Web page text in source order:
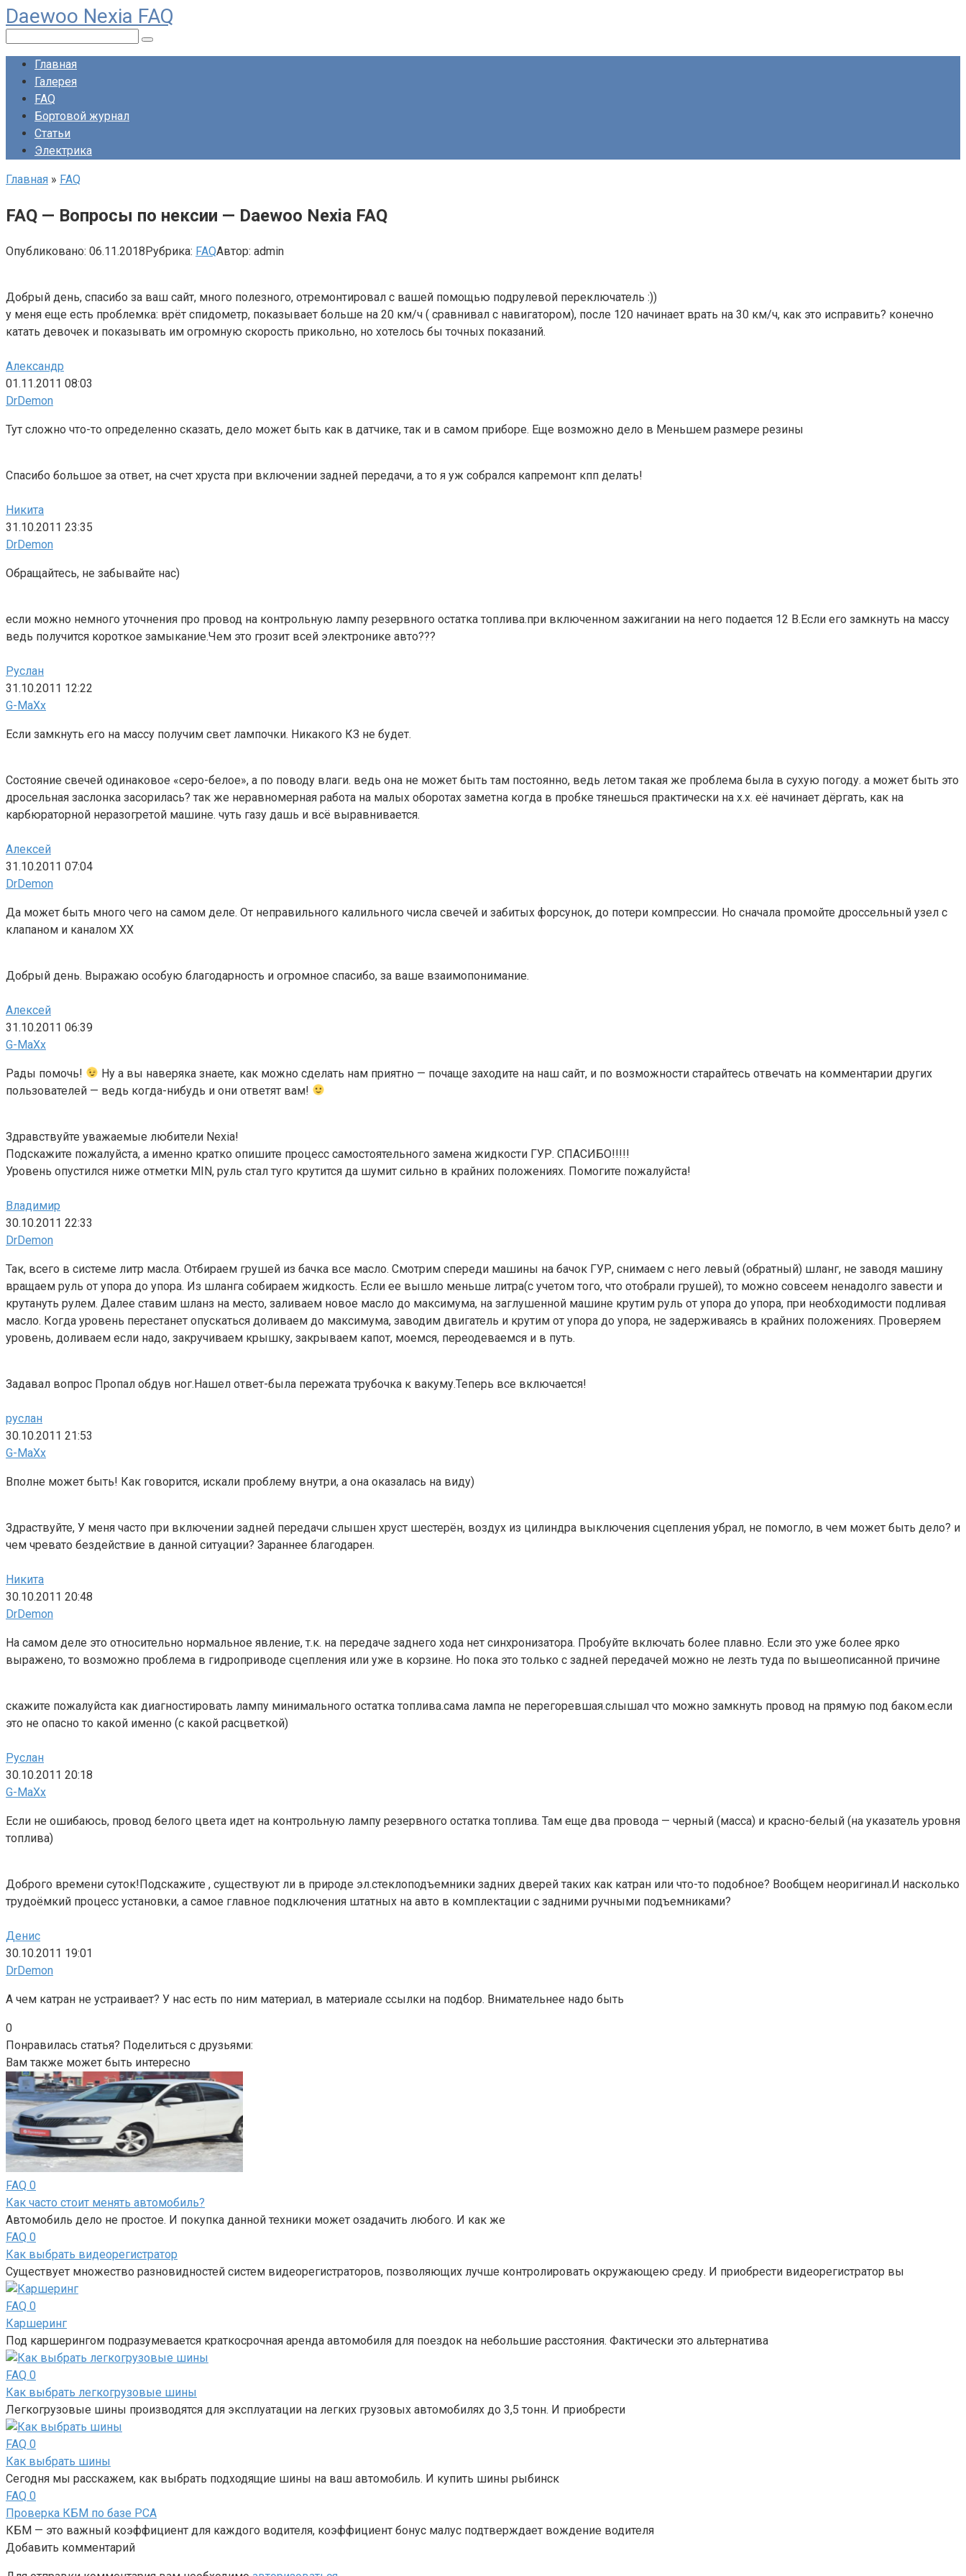
Перейти
к
контенту
Daewoo Nexia FAQ
Главная
Галерея
FAQ
Бортовой журнал
Статьи
Электрика
Главная » FAQ
FAQ — Вопросы по нексии — Daewoo Nexia FAQ
Опубликовано: 06.11.2018Рубрика: FAQАвтор: admin
Добрый день, спасибо за ваш сайт, много полезного, отремонтировал с вашей помощью подрулевой переключатель :))
у меня еще есть проблемка: врёт спидометр, показывает больше на 20 км/ч ( сравнивал с навигатором), после 120 начинает врать на 30 км/ч, как это исправить? конечно
катать девочек и показывать им огромную скорость прикольно, но хотелось бы точных показаний.
Александр
01.11.2011 08:03
DrDemon
Тут сложно что-то определенно сказать, дело может быть как в датчике, так и в самом приборе. Еще возможно дело в Меньшем размере резины
Спасибо большое за ответ, на счет хруста при включении задней передачи, а то я уж собрался капремонт кпп делать!
Никита
31.10.2011 23:35
DrDemon
Обращайтесь, не забывайте нас)
если можно немного уточнения про провод на контрольную лампу резервного остатка топлива.при включенном зажигании на него подается 12 В.Если его замкнуть на массу
ведь получится короткое замыкание.Чем это грозит всей электронике авто???
Руслан
31.10.2011 12:22
G-MaXx
Если замкнуть его на массу получим свет лампочки. Никакого КЗ не будет.
Состояние свечей одинаковое «серо-белое», а по поводу влаги. ведь она не может быть там постоянно, ведь летом такая же проблема была в сухую погоду. а может быть это
дросельная заслонка засорилась? так же неравномерная работа на малых оборотах заметна когда в пробке тянешься практически на х.х. её начинает дёргать, как на
карбюраторной неразогретой машине. чуть газу дашь и всё выравнивается.
Алексей
31.10.2011 07:04
DrDemon
Да может быть много чего на самом деле. От неправильного калильного числа свечей и забитых форсунок, до потери компрессии. Но сначала промойте дроссельный узел с
клапаном и каналом ХХ
Добрый день. Выражаю особую благодарность и огромное спасибо, за ваше взаимопонимание.
Алексей
31.10.2011 06:39
G-MaXx
Рады помочь!
Ну а вы наверяка знаете, как можно сделать нам приятно — почаще заходите на наш сайт, и по возможности старайтесь отвечать на комментарии других
пользователей — ведь когда-нибудь и они ответят вам!
Здравствуйте уважаемые любители Nexia!
Подскажите пожалуйста, а именно кратко опишите процесс самостоятельного замена жидкости ГУР. СПАСИБО!!!!!
Уровень опустился ниже отметки MIN, руль стал туго крутится да шумит сильно в крайних положениях. Помогите пожалуйста!
Владимир
30.10.2011 22:33
DrDemon
Так, всего в системе литр масла. Отбираем грушей из бачка все масло. Смотрим спереди машины на бачок ГУР, снимаем с него левый (обратный) шланг, не заводя машину
вращаем руль от упора до упора. Из шланга собираем жидкость. Если ее вышло меньше литра(с учетом того, что отобрали грушей), то можно совсеем ненадолго завести и
крутануть рулем. Далее ставим шланз на место, заливаем новое масло до максимума, на заглушенной машине крутим руль от упора до упора, при необходимости подливая
масло. Когда уровень перестанет опускаться доливаем до максимума, заводим двигатель и крутим от упора до упора, не задерживаясь в крайних положениях. Проверяем
уровень, доливаем если надо, закручиваем крышку, закрываем капот, моемся, переодеваемся и в путь.
Задавал вопрос Пропал обдув ног.Нашел ответ-была пережата трубочка к вакуму.Теперь все включается!
руслан
30.10.2011 21:53
G-MaXx
Вполне может быть! Как говорится, искали проблему внутри, а она оказалась на виду)
Здраствуйте, У меня часто при включении задней передачи слышен хруст шестерён, воздух из цилиндра выключения сцепления убрал, не помогло, в чем может быть дело? и
чем чревато бездействие в данной ситуации? Зараннее благодарен.
Никита
30.10.2011 20:48
DrDemon
На самом деле это относительно нормальное явление, т.к. на передаче заднего хода нет синхронизатора. Пробуйте включать более плавно. Если это уже более ярко
выражено, то возможно проблема в гидроприводе сцепления или уже в корзине. Но пока это только с задней передачей можно не лезть туда по вышеописанной причине
скажите пожалуйста как диагностировать лампу минимального остатка топлива.сама лампа не перегоревшая.слышал что можно замкнуть провод на прямую под баком.если
это не опасно то какой именно (с какой расцветкой)
Руслан
30.10.2011 20:18
G-MaXx
Если не ошибаюсь, провод белого цвета идет на контрольную лампу резервного остатка топлива. Там еще два провода — черный (масса) и красно-белый (на указатель уровня
топлива)
Доброго времени суток!Подскажите , существуют ли в природе эл.стеклоподъемники задних дверей таких как катран или что-то подобное? Вообщем неоригинал.И насколько
трудоёмкий процесс установки, а самое главное подключения штатных на авто в комплектации с задними ручными подъемниками?
Денис
30.10.2011 19:01
DrDemon
А чем катран не устраивает? У нас есть по ним материал, в материале ссылки на подбор. Внимательнее надо быть
0
Понравилась статья? Поделиться с друзьями:
Вам также может быть интересно
FAQ 0
Как часто стоит менять автомобиль?
Автомобиль дело не простое. И покупка данной техники может озадачить любого. И как же
FAQ 0
Как выбрать видеорегистратор
Существует множество разновидностей систем видеорегистраторов, позволяющих лучше контролировать окружающею среду. И приобрести видеорегистратор вы
FAQ 0
Каршеринг
Под каршерингом подразумевается краткосрочная аренда автомобиля для поездок на небольшие расстояния. Фактически это альтернатива
FAQ 0
Как выбрать легкогрузовые шины
Легкогрузовые шины производятся для эксплуатации на легких грузовых автомобилях до 3,5 тонн. И приобрести
FAQ 0
Как выбрать шины
Сегодня мы расскажем, как выбрать подходящие шины на ваш автомобиль. И купить шины рыбинск
FAQ 0
Проверка КБМ по базе РСА
КБМ — это важный коэффициент для каждого водителя, коэффициент бонус малус подтверждает вождение водителя
Добавить комментарий